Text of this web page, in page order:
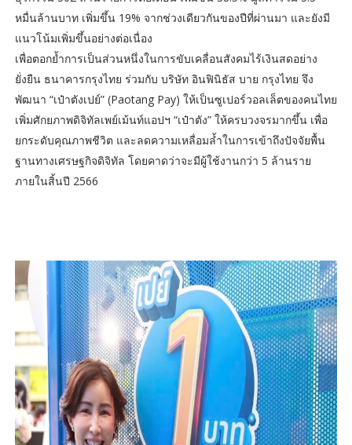
หมื่นล้านบาท เพิ่มขึ้น 19% จากช่วงเดียวกันของปีที่ผ่านมา และยังมี
แนวโน้มเพิ่มขึ้นอย่างต่อเนื่อง
เพื่อตอกย้ำการเป็นส่วนหนึ่งในการขับเคลื่อนสังคมไร้เงินสดอย่าง
ยั่งยืน ธนาคารกรุงไทย ร่วมกับ บริษัท อินฟินิธัส บาย กรุงไทย จึง
พัฒนา “เป๋าตังเปย์” (Paotang Pay) ให้เป็นซูเปอร์วอลเล็ตของคนไทย
เพิ่มศักยภาพดิจิทัลเพย์เม้นท์แอปฯ “เป๋าตัง” ให้ครบวงจรมากขึ้น เพื่อ
ยกระดับคุณภาพชีวิต และลดความเหลื่อมล้ำในการเข้าถึงปัจจัยพื้น
ฐานทางเศรษฐกิจดิจิทัล โดยคาดว่าจะมีผู้ใช้งานกว่า 5 ล้านราย
ภายในสิ้นปี 2566